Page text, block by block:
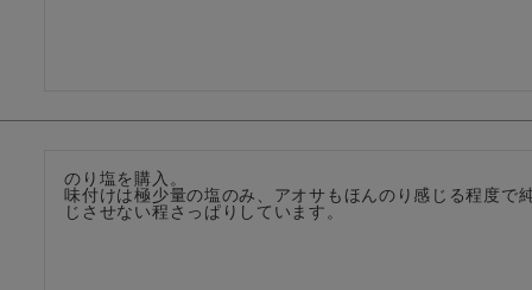
のり塩を購入。
味付けは極少量の塩のみ、アオサもほんのり感じる程度で
じさせない程さっぱりしています。